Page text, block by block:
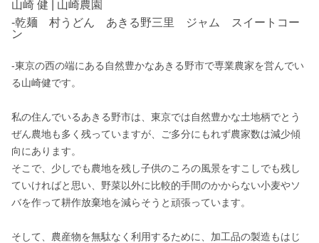
山崎 健 | 山崎農園
-乾麺 村うどん あきる野三里 ジャム スイートコー
ン
-東京の西の端にある自然豊かなあきる野市で専業農家を営んでい
る山崎健です。
私の住んでいるあきる野市は、東京では自然豊かな土地柄でとう
ぜん農地も多く残っていますが、ご多分にもれず農家数は減少傾
向にあります。
そこで、少しでも農地を残し子供のころの風景をすこしでも残し
ていければと思い、野菜以外に比較的手間のかからない小麦やソ
バを作って耕作放棄地を減らそうと頑張っています。
そして、農産物を無駄なく利用するために、加工品の製造もはじ